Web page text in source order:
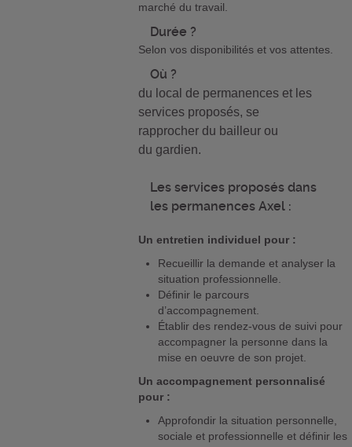
marché du travail.
Durée ?
Selon vos disponibilités et vos attentes.
Où ?
du local de permanences et les
services proposés, se
rapprocher du bailleur ou
du gardien.
Les services proposés dans
les permanences Axel :
Un entretien individuel pour :
Recueillir la demande et analyser la
situation professionnelle.
Définir le parcours
d’accompagnement.
Établir des rendez-vous de suivi pour
accompagner la personne dans la
mise en oeuvre de son projet.
Un accompagnement personnalisé
pour :
Approfondir la situation personnelle,
sociale et professionnelle et définir les